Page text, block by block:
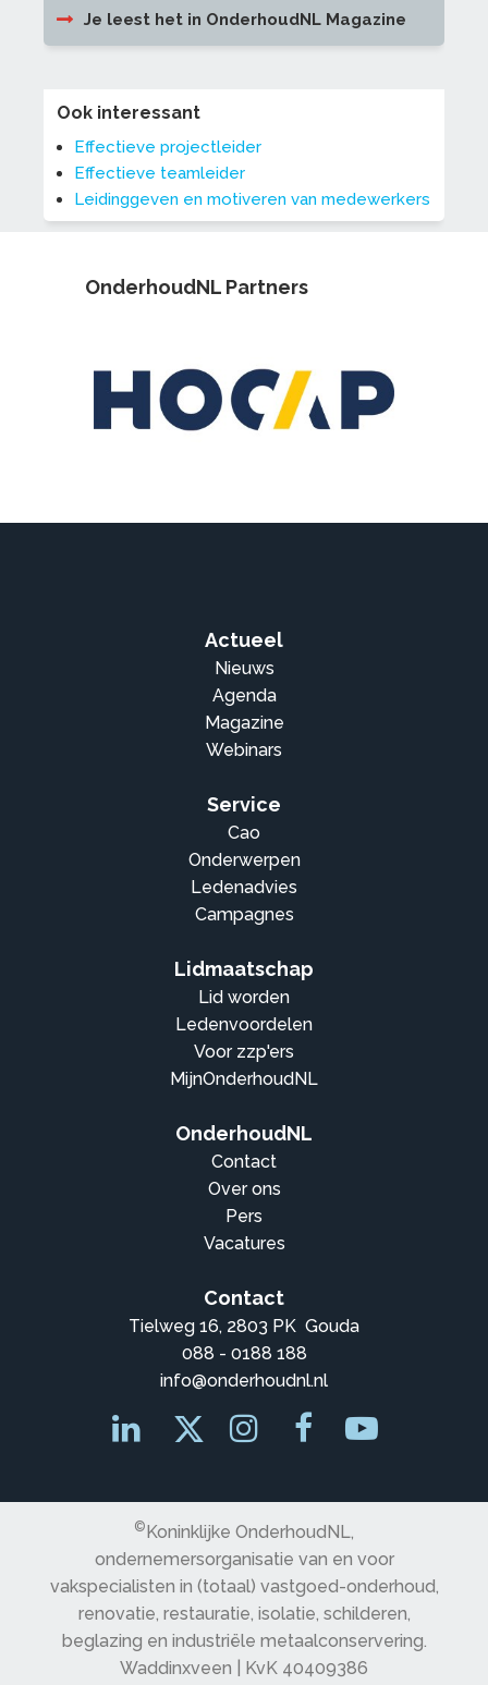
Je leest het in OnderhoudNL Magazine
Ook interessant
Effectieve projectleider
Effectieve teamleider
Leidinggeven en motiveren van medewerkers
OnderhoudNL Partners
Actueel
Nieuws
Agenda
Magazine
Webinars
Service
Cao
Onderwerpen
Ledenadvies
Campagnes
Lidmaatschap
Lid worden
Ledenvoordelen
Voor zzp'ers
MijnOnderhoudNL
OnderhoudNL
Contact
Over ons
Pers
Vacatures
Contact
Tielweg 16, 2803 PK Gouda
088 - 0188 188
info@onderhoudnl.nl
©Koninklijke OnderhoudNL,
ondernemersorganisatie van en voor
vakspecialisten in (totaal) vastgoed-onderhoud,
renovatie, restauratie, isolatie, schilderen,
beglazing en industriële metaalconservering.
Waddinxveen | KvK 40409386